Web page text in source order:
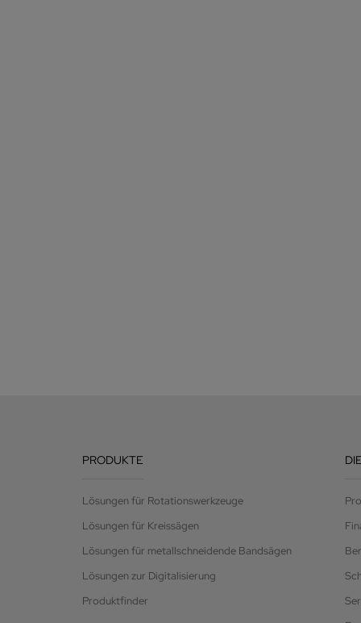
PRODUKTE
Lösungen für Rotationswerkzeuge
Lösungen für Kreissägen
Lösungen für metallschneidende Bandsägen
Lösungen zur Digitalisierung
Produktfinder